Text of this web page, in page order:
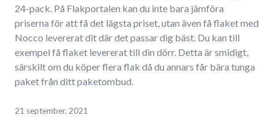
24-pack. På Flakportalen kan du inte bara jämföra
priserna för att få det lägsta priset, utan även få flaket med
Nocco levererat dit där det passar dig bäst. Du kan till
exempel få flaket levererat till din dörr. Detta är smidigt,
särskilt om du köper flera flak då du annars får bära tunga
paket från ditt paketombud.
21 september, 2021